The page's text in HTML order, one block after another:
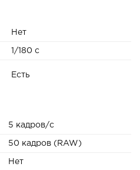
Нет
1/180 с
Есть
5 кадров/с
50 кадров (RAW)
Нет